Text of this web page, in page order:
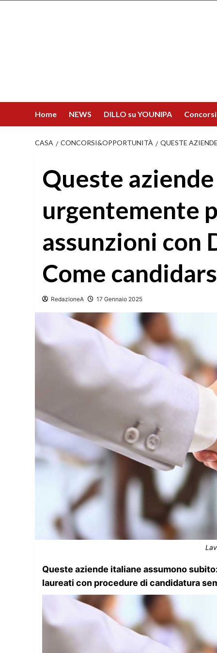
Home NEWS DILLO su YOUNIPA
CASA CONCORSI&OPPORTUNITÀ QUESTE
Queste
urgentemente
assunzioni con
Come
RedazioneA 17 Gennaio 2025
Queste aziende italiane assumono
laureati con procedure di candidatura